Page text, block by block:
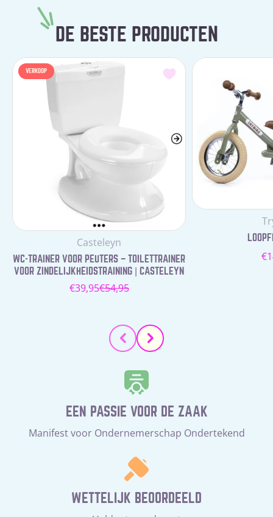
DE BESTE PRODUCTEN
VERKOOP
Leverancier:
Casteleyn
WC-TRAINER VOOR PEUTERS – TOILETTRAINER
VOOR ZINDELIJKHEIDSTRAINING | CASTELEYN
Verkoopprijs
€39,95Normale
€54,95
EEN PASSIE VOOR DE ZAAK
Manifest voor Ondernemerschap Ondertekend
WETTELIJK BEOORDEELD